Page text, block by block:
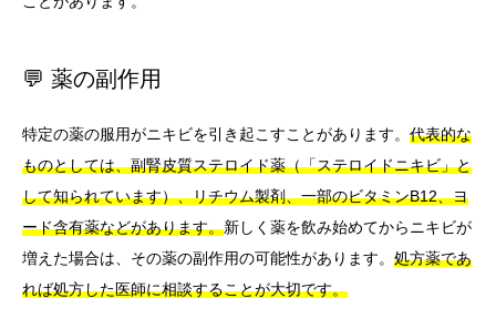
💬 薬の副作用
特定の薬の服用がニキビを引き起こすことがあります。 代表的な
ものとしては、副腎皮質ステロイド薬（「ステロイドニキビ」と
して知られています）、リチウム製剤、一部のビタミンB12、ヨ
ード含有薬などがあります。新しく薬を飲み始めてからニキビが
増えた場合は、その薬の副作用の可能性があります。 処方薬であ
れば処方した医師に相談することが大切です。